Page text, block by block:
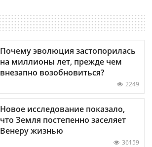
Почему эволюция застопорилась
на миллионы лет, прежде чем
внезапно возобновиться?
2249
Новое исследование показало,
что Земля постепенно заселяет
Венеру жизнью
36159